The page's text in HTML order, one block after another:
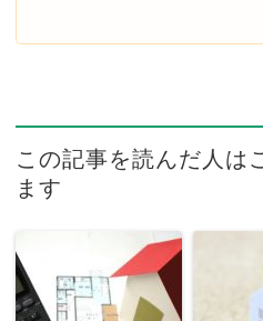
この記事を読んだ人は
ます